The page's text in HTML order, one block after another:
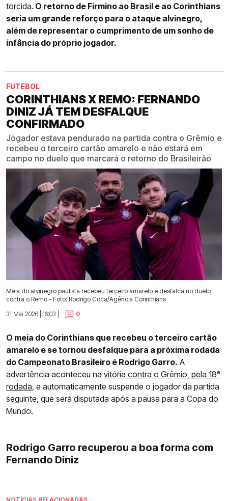
torcida. O retorno de Firmino ao Brasil e ao Corinthians
seria um grande reforço para o ataque alvinegro,
além de representar o cumprimento de um sonho de
infância do próprio jogador.
FUTEBOL
CORINTHIANS X REMO: FERNANDO
DINIZ JÁ TEM DESFALQUE
CONFIRMADO
Jogador estava pendurado na partida contra o Grêmio e
recebeu o terceiro cartão amarelo e não estará em
campo no duelo que marcará o retorno do Brasileirão
Meia do alvinegro paulista recebeu terceiro amarelo e desfalca no duelo
contra o Remo - Foto: Rodrigo Coca/Agência Corinthians
31 Mai 2026 | 16:03 |
0
O meia do Corinthians que recebeu o terceiro cartão
amarelo e se tornou desfalque para a próxima rodada
do Campeonato Brasileiro é Rodrigo Garro. A
advertência aconteceu na vitória contra o Grêmio, pela 18ª
rodada, e automaticamente suspende o jogador da partida
seguinte, que será disputada após a pausa para a Copa do
Mundo.
Rodrigo Garro recuperou a boa forma com
Fernando Diniz